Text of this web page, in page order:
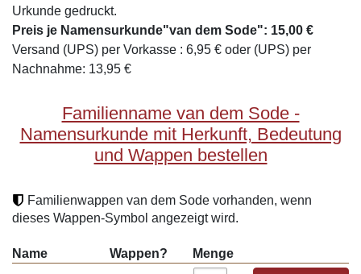
Urkunde gedruckt.
Preis je Namensurkunde"van dem Sode": 15,00 €
Versand (UPS) per Vorkasse : 6,95 € oder (UPS) per
Nachnahme: 13,95 €
Familienname van dem Sode -
Namensurkunde mit Herkunft, Bedeutung
und Wappen bestellen
Familienwappen van dem Sode vorhanden, wenn
dieses Wappen-Symbol angezeigt wird.
Name Wappen?
Menge